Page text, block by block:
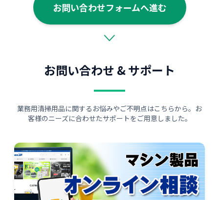
お問い合わせフォームへ進む
お問い合わせ & サポート
業務用清掃用品に関するお悩みやご不明点はこちらから。お
客様のニーズに合わせたサポートをご用意しました。